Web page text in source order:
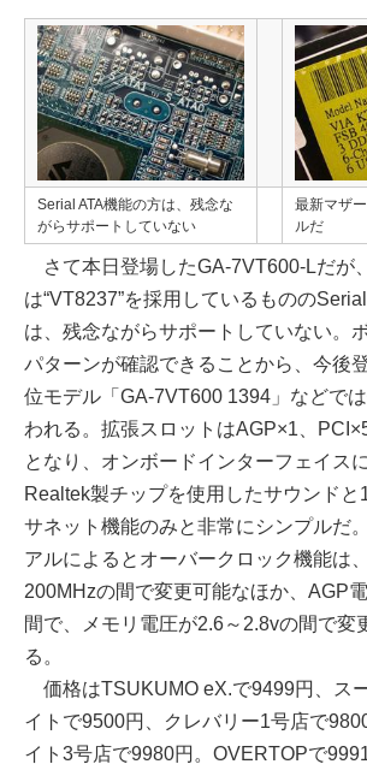
Serial ATA機能の方は、残念な
がらサポートしていない
最新マザ
ルだ
さて本日登場したGA-7VT600-Lだが
は“VT8237”を採用しているものの
は、残念ながらサポートしていない。
パターンが確認できることから、今後
位モデル「GA-7VT600 1394」などで
われる。拡張スロットはAGP×1、
となり、オンボードインターフェイス
Realtek製チップを使用したサウンドと
サネット機能のみと非常にシンプルだ
アルによるとオーバークロック機能は
200MHzの間で変更可能なほか、AGP
間で、メモリ電圧が2.6～2.8vの間で変
る。
価格はTSUKUMO eX.で9499円、ス
イトで9500円、クレバリー1号店で
イト3号店で9980円。OVERTOPで